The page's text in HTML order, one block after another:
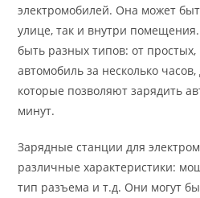
электромобилей. Она может
улице, так и внутри
быть разных типов: от
автомобиль за несколько
которые позволяют зарядить
минут.
Зарядные станции для
различные характеристики:
тип разъема и т.д. Они могут